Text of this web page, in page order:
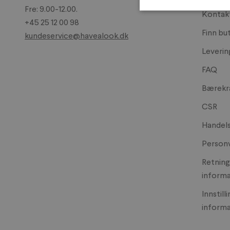
Fre: 9.00-12.00.
+45 25 12 00 98
kundeservice@havealook.dk
Finn
FAQ
CSR